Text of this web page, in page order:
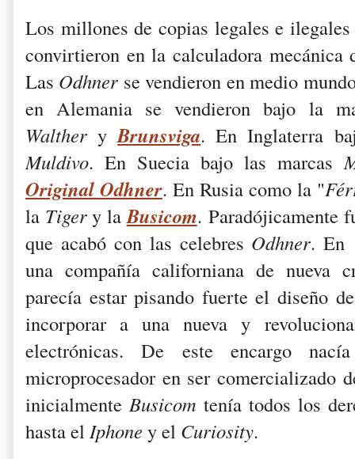
Los millones de copias legales e
convirtieron en la calculadora
Las Odhner se vendieron en medio
en Alemania se vendieron bajo la
WaltheryBrunsviga. En Inglaterra
Muldivo. En Suecia bajo las marcas
Original Odhner. En Rusia como la "
la Tigery laBusicom.Paradójicamente
que acabó con las celebres Odhner. En
una compañía californiana de nueva
parecía estar pisando fuerte el diseño
incorporar a una nueva y
electrónicas. De este encargo
microprocesador en ser comercializado
inicialmente Busicom tenía todos los
hasta elIphone y el Curiosity.